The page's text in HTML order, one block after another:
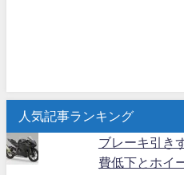
人気記事ランキング
ブレーキ引き
費低下とホイ